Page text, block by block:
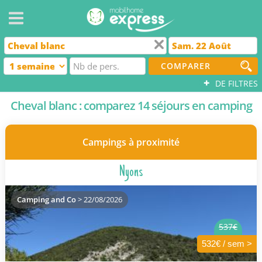
COMPARER
+ DE FILTRES
Cheval blanc : comparez 14 séjours en camping
Campings à proximité
Nyons
537€
532€ / sem >
Camping and Co> 22/08/2026